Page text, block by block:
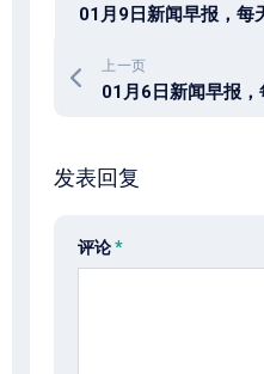
01月9日新闻早报，每
上一页
01月6日新闻早报
发表回复
评论*